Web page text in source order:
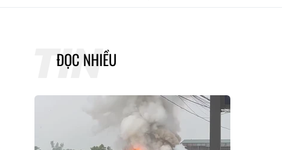
ĐỌC NHIỀU